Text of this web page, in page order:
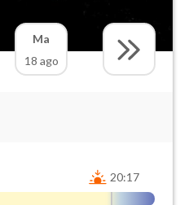
Ma
18 ago
20:17